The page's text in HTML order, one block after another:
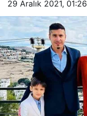
29 Aralık 2021, 01:26